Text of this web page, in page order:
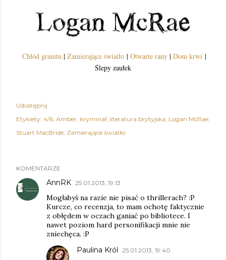
Chłód granitu | Zamierające światło | Otwarte rany | Dom krwi |
Ślepy zaułek
Udostępnij
Etykiety: 4/6 Amber kryminał literatura brytyjska Logan McRae
Stuart MacBride Zamierające światło
KOMENTARZE
AnnRK 25.01.2013, 19:13
Mogłabyś na razie nie pisać o thrillerach? :P
Kurcze, co recenzja, to mam ochotę faktycznie
z obłędem w oczach ganiać po bibliotece. I
nawet poziom hard personifikacji mnie nie
zniechęca. :P
Paulina Król 25.01.2013, 19:40